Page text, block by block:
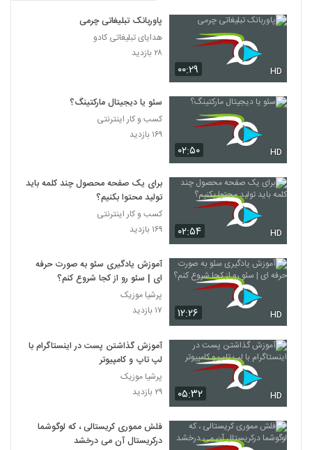
۰۰:۲۹ HD
پاوربانک تبلیغاتی چرمی
هدایای تبلیغاتی کادو
۲۸ بازدید
۰۲:۵۰ HD
سئو یا دیجیتال مارکتینگ؟
کسب و کار اینترنتی
۱۶۹ بازدید
۰۲:۵۴ HD
برای یک صفحه محصول چند کلمه باید
تولید محتوا بکنیم؟
کسب و کار اینترنتی
۱۶۹ بازدید
۱۲:۲۶ HD
آموزش یادگیری سئو به صورت حرفه
ای | سئو رو از کجا شروع کنم؟
پرشیا موزیک
۱۷ بازدید
۰۵:۳۲ HD
آموزش گذاشتن پست در اینستاگرام با
لپ تاپ و کامپیوتر
پرشیا موزیک
۲۹ بازدید
فلش مموری کریستالی ، که لوگوشما
درکریستال آن می درخشد